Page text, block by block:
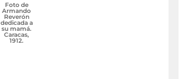
Foto de
Armando
Reverón
dedicada a
su mamá.
Caracas,
1912.